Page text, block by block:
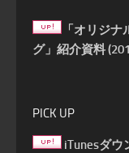
「オリジ
グ」紹介資料
PICK UP
iTunesダウ